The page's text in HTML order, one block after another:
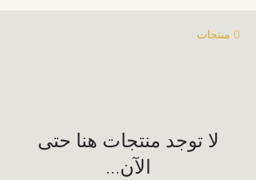
0 منتجات
لا توجد منتجات هنا حتى
الآن...